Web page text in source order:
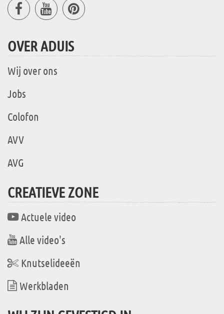
OVER ADUIS
Wij over ons
Jobs
Colofon
AVV
AVG
CREATIEVE ZONE
Actuele video
Alle video's
Knutselideeën
Werkbladen